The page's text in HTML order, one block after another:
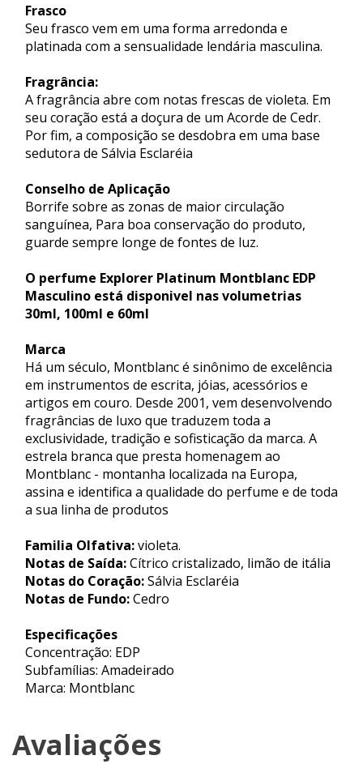
Frasco
Seu frasco vem em uma forma arredonda e
platinada com a sensualidade lendária masculina.
Fragrância:
A fragrância abre com notas frescas de violeta. Em
seu coração está a doçura de um Acorde de Cedr.
Por fim, a composição se desdobra em uma base
sedutora de Sálvia Esclaréia
Conselho de Aplicação
Borrife sobre as zonas de maior circulação
sanguínea, Para boa conservação do produto,
guarde sempre longe de fontes de luz.
O perfume Explorer Platinum Montblanc EDP
Masculino está disponivel nas volumetrias
30ml, 100ml e 60ml
Marca
Há um século, Montblanc é sinônimo de excelência
em instrumentos de escrita, jóias, acessórios e
artigos em couro. Desde 2001, vem desenvolvendo
fragrâncias de luxo que traduzem toda a
exclusividade, tradição e sofisticação da marca. A
estrela branca que presta homenagem ao
Montblanc - montanha localizada na Europa,
assina e identifica a qualidade do perfume e de toda
a sua linha de produtos
Familia Olfativa:violeta.
Notas de Saída:Cítrico cristalizado, limão de itália
Notas do Coração:Sálvia Esclaréia
Notas de Fundo:Cedro
Especificações
Concentração: EDP
Subfamílias: Amadeirado
Marca: Montblanc
Avaliações